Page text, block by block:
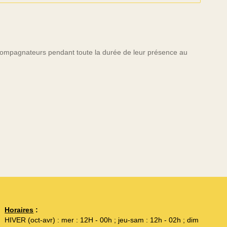
pendant toute la durée de leur présence au
Horaires :
HIVER (oct-avr) : mer : 12H - 00h ; jeu-sam : 12h - 02h ; dim